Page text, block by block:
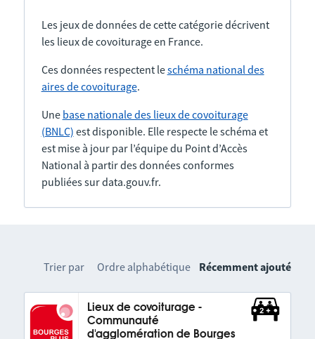
Les jeux de données de cette catégorie décrivent
les lieux de covoiturage en France.
Ces données respectent leschéma national des
aires de covoiturage.
Une base nationale des lieux de covoiturage
(BNLC) est disponible. Elle respecte le schéma et
est mise à jour par l’équipe du Point d’Accès
National à partir des données conformes
publiées sur data.gouv.fr.
Trier par Ordre alphabétique Récemment ajouté
Lieux de covoiturage -
Communauté
d'agglomération de Bourges